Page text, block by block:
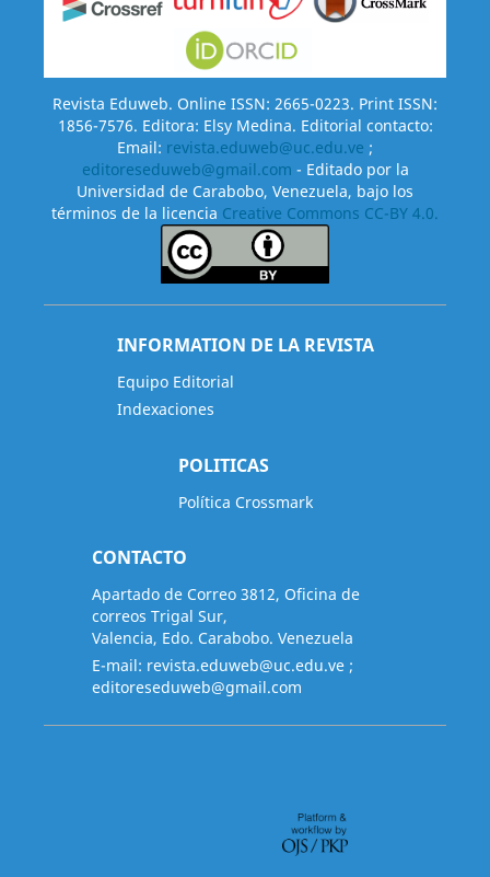
Revista Eduweb. Online ISSN: 2665-0223. Print ISSN:
1856-7576. Editora: Elsy Medina. Editorial contacto:
Email: revista.eduweb@uc.edu.ve ;
editoreseduweb@gmail.com - Editado por la
Universidad de Carabobo, Venezuela, bajo los
términos de la licencia Creative Commons CC-BY 4.0.
INFORMATION DE LA REVISTA
Equipo Editorial
Indexaciones
POLITICAS
Política Crossmark
CONTACTO
Apartado de Correo 3812, Oficina de
correos Trigal Sur,
Valencia, Edo. Carabobo. Venezuela
E-mail: revista.eduweb@uc.edu.ve ;
editoreseduweb@gmail.com